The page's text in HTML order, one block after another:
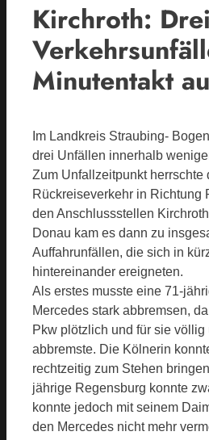
Kirchroth: Drei
Minutentakt
Im Landkreis Straubing-
drei Unfällen innerhalb
Zum Unfallzeitpunkt herrschte
Rückreiseverkehr in Richtung
den Anschlussstellen
Donau kam es dann zu
Auffahrunfällen, die sich in
hintereinander ereigneten.
Als erstes musste eine 71-
Mercedes stark abbremsen,
Pkw plötzlich und für sie völlig
abbremste. Die Kölnerin
rechtzeitig zum Stehen
jährige Regensburg konnte
konnte jedoch mit seinem
den Mercedes nicht mehr